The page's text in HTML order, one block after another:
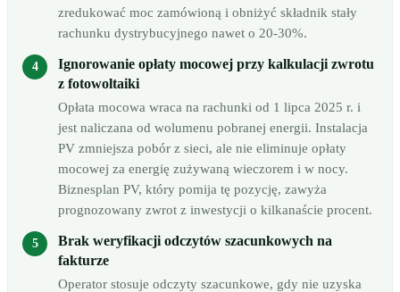
zredukować moc zamówioną i obniżyć składnik stały
rachunku dystrybucyjnego nawet o 20-30%.
Ignorowanie opłaty mocowej przy kalkulacji zwrotu
z fotowoltaiki
Opłata mocowa wraca na rachunki od 1 lipca 2025 r. i
jest naliczana od wolumenu pobranej energii. Instalacja
PV zmniejsza pobór z sieci, ale nie eliminuje opłaty
mocowej za energię zużywaną wieczorem i w nocy.
Biznesplan PV, który pomija tę pozycję, zawyża
prognozowany zwrot z inwestycji o kilkanaście procent.
Brak weryfikacji odczytów szacunkowych na
fakturze
Operator stosuje odczyty szacunkowe, gdy nie uzyska